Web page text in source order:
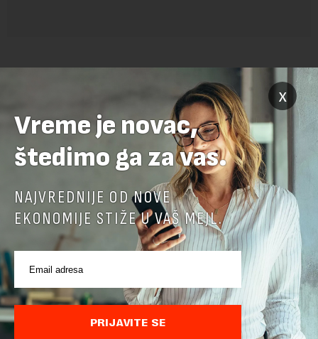
x
Vreme je novac,
štedimo ga za vas.
NAJVREDNIJE OD NOVE
EKONOMIJE STIŽE U VAŠ MEJL.
PRIJAVITE SE